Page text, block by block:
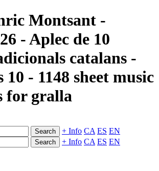
Montsant -
- Aplec de 10
catalans -
10 - 1148 sheet music
for gralla
Search + Info CA ES EN
Search + Info CA ES EN